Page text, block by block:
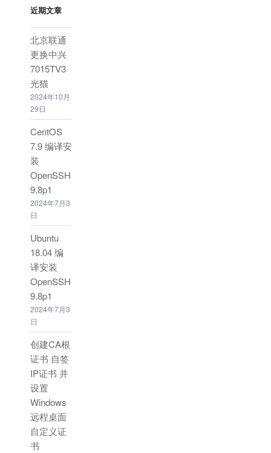
近期文章
北京联通
更换中兴
7015TV3
光猫
2024年10月
29日
CentOS
7.9 编译安
装
OpenSSH
9.8p1
2024年7月3
日
Ubuntu
18.04 编
译安装
OpenSSH
9.8p1
2024年7月3
日
创建CA根
证书 自签
IP证书 并
设置
Windows
远程桌面
自定义证
书